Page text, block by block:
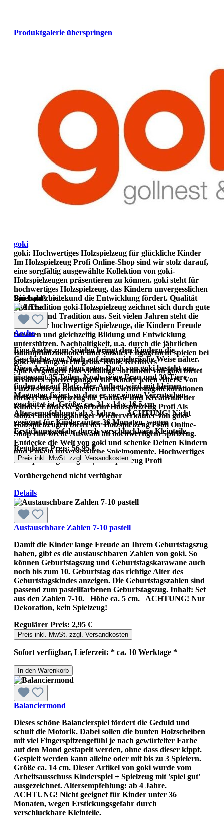
Produktgalerie überspringen
goki
goki: Hochwertiges Holzspielzeug für glückliche Kinder
Im Holzspielzeug Profi Online-Shop sind wir stolz darauf,
eine sorgfältig ausgewählte Kollektion von goki-
Holzspielzeugen präsentieren zu können. goki steht für
hochwertiges Holzspielzeug, das Kindern unvergesslichen
Spielspaß bietet und die Entwicklung fördert. Qualität
und Tradition goki-Holzspielzeug zeichnet sich durch gute
Qualität und Tradition aus. Seit vielen Jahren steht die
Marke für hochwertige Spielzeuge, die Kindern Freude
bereiten und gleichzeitig Bildung und Entwicklung
unterstützen. Nachhaltigkeit, u.a. durch die jährlichen
Baumpflanzaktionen und soziales Engagement spielen bei
goki seit langem ein große Rolle. Kreatives
Spielvergnügen Das vielfältige Sortiment von goki bietet
kreatives Spielvergnügen für Kinder jeden Alters. Von
Puzzles bis zu Bausteinen und Geburtstagsdekorationen
fördert das Spielzeug die Fantasie und Kreativität der
Kinder. Entdecke goki beim Holzspielzeug Profi Als
stolzer und langjähriger Wiederverkäufer von goki-
Holzspielzeugen bietet der Holzspielzeug Profi Online-
Shop eine breite Auswahl an hochwertigem Spielzeug.
Entdecke die Welt von goki und schenke Deinen Kindern
und Enkeln unvergessliche Spielmomente. Hochwertiges
Holzspielzeug von goki | Holzspielzeug Profi
Bin bald zurück
Arche
Eine Arche zum Spielen bringt den Kindern die
Geschichte von Noah auf eine spielerische Weise näher.
Diese Arche mit dem roten Dach von goki besteht aus
insgesamt 35 Teilen. Noah, seine Frau und 30 Tiere
finden darauf Platz. Der Aufbau wird mit kleinen
Magneten fixiert, so dass er vor einem Verrutschen
geschützt ist. Größe: ca. 31 x 14 x 16,5 cm.
Altersempfehlung: ab 3 Jahre. ACHTUNG! Nicht
geeignet für Kinder unter 36 Monaten, wegen
Erstickungsgefahr durch verschluckbare Kleinteile.
Regulärer Preis:56,95 €
Preis inkl. MwSt. zzgl. Versandkosten
Vorübergehend nicht verfügbar
Details
Austauschbare Zahlen 7-10 pastell
Damit die Kinder lange Freude an Ihrem Geburtstagszug
haben, gibt es die austauschbaren Zahlen von goki. So
können Geburtstagszug und Geburtstagskarawane auch
noch bis zum 10. Geburtstag das richtige Alter des
Geburtstagskindes anzeigen. Die Geburtstagszahlen sind
passend zum pastellfarbenen Geburtstagszug. Inhalt: Set
aus den Zahlen 7-10. Höhe ca. 5 cm. ACHTUNG! Nur
Dekoration, kein Spielzeug!
Regulärer Preis: 2,95 €
Preis inkl. MwSt. zzgl. Versandkosten
Sofort verfügbar, Lieferzeit: * ca. 10 Werktage *
In den Warenkorb
Balanciermond
Dieses schöne Balancierspiel fördert die Geduld und
schult die Motorik. Dabei sollen die bunten Holzscheiben
mit viel Fingerspitzengefühl je nach gewürfelter Farbe
auf den Mond gestapelt werden, ohne dass dieser kippt.
Gespielt werden kann alleine oder mit bis zu 3 Spielern.
Größe ca. 14 cm. Dieser Artikel von goki wurde vom
Arbeitsausschuss Kinderspiel + Spielzeug mit 'spiel gut'
ausgezeichnet. Altersempfehlung: ab 4 Jahre.
ACHTUNG! Nicht geeignet für Kinder unter 36
Monaten, wegen Erstickungsgefahr durch
verschluckbare Kleinteile.